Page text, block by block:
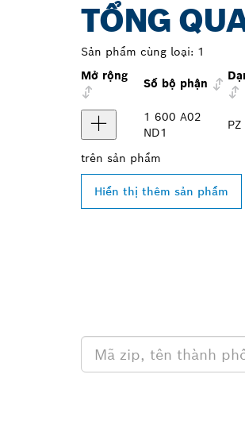
TỔNG
Sản phẩm cùng loại: 1
Mở rộng
Số bộ phận
1 600 A02
ND1
PZ
trên sản phẩm
Hiển thị thêm sản phẩm